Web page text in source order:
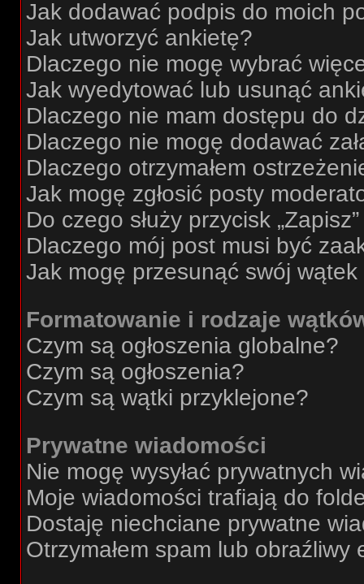
Jak dodawać podpis do moich
Jak utworzyć ankietę?
Dlaczego nie mogę wybrać
Jak wyedytować lub usunąć
Dlaczego nie mam dostępu do
Dlaczego nie mogę dodawać
Dlaczego otrzymałem
Jak mogę zgłosić posty
Do czego służy przycisk
Dlaczego mój post musi być
Jak mogę przesunąć swój
Formatowanie i rodzaje
Czym są ogłoszenia globalne?
Czym są ogłoszenia?
Czym są wątki przyklejone?
Prywatne wiadomości
Nie mogę wysyłać prywatnych
Moje wiadomości trafiają do
Dostaję niechciane prywatne
Otrzymałem spam lub